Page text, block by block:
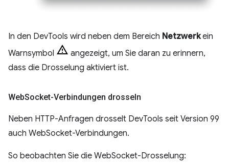
In den DevTools wird neben dem Bereich Netzwerkein
Warnsymbol
angezeigt, um Sie daran zu erinnern,
dass die Drosselung aktiviert ist.
WebSocket-Verbindungen drosseln
Neben HTTP-Anfragen drosselt DevTools seit Version 99
auch WebSocket-Verbindungen.
So beobachten Sie die WebSocket-Drosselung: